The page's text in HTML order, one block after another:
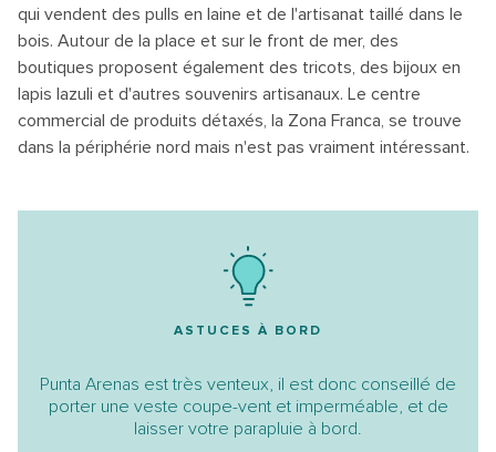
qui vendent des pulls en laine et de l'artisanat taillé dans le
bois. Autour de la place et sur le front de mer, des
boutiques proposent également des tricots, des bijoux en
lapis lazuli et d'autres souvenirs artisanaux. Le centre
commercial de produits détaxés, la Zona Franca, se trouve
dans la périphérie nord mais n'est pas vraiment intéressant.
ASTUCES À BORD
Punta Arenas est très venteux, il est donc conseillé de
porter une veste coupe-vent et imperméable, et de
laisser votre parapluie à bord.